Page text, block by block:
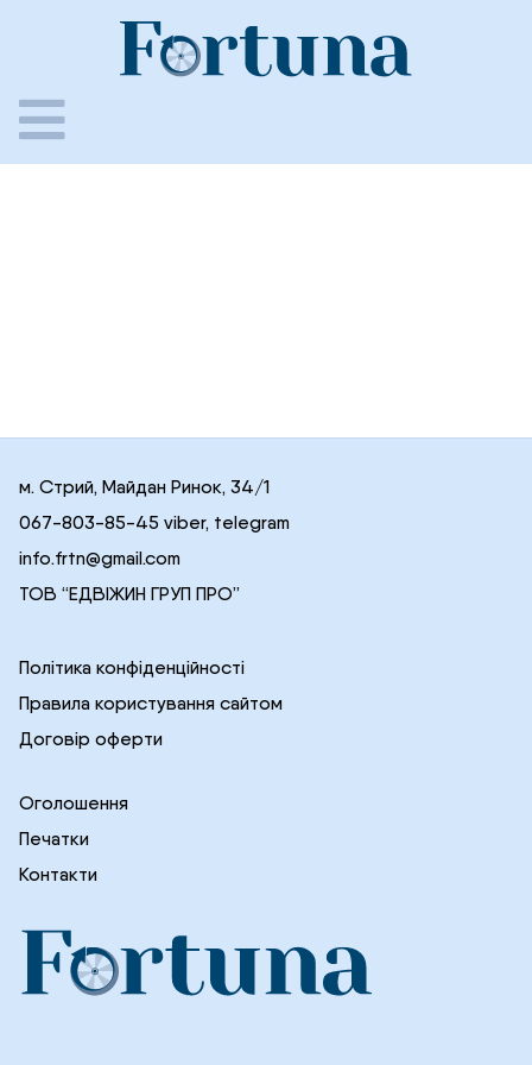
м. Стрий, Майдан Ринок, 34/1
067-803-85-45 viber, telegram
info.frtn@gmail.com
ТОВ “ЕДВІЖИН ГРУП ПРО”
Політика конфіденційності
Правила користування сайтом
Договір оферти
Оголошення
Печатки
Контакти